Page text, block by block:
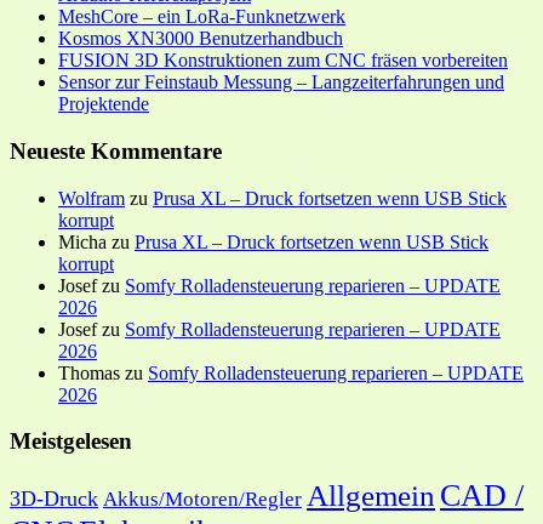
MeshCore – ein LoRa-Funknetzwerk
Kosmos XN3000 Benutzerhandbuch
FUSION 3D Konstruktionen zum CNC fräsen vorbereiten
Sensor zur Feinstaub Messung – Langzeiterfahrungen und
Projektende
Neueste Kommentare
Wolfram zu Prusa XL – Druck fortsetzen wenn USB Stick
korrupt
Micha zu Prusa XL – Druck fortsetzen wenn USB Stick
korrupt
Josefzu Somfy Rolladensteuerung reparieren – UPDATE
2026
Josefzu Somfy Rolladensteuerung reparieren – UPDATE
2026
Thomas zu Somfy Rolladensteuerung reparieren – UPDATE
2026
Meistgelesen
3D-Druck Akkus/Motoren/Regler Allgemein CAD /